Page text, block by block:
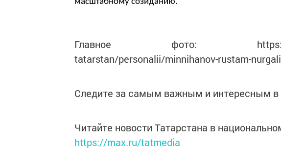
масштабному созиданию.
Главное фото: https://
tatarstan/personalii/minnihanov-rustam-
Следите за самым важным и интересным в
Читайте новости Татарстана в
https://max.ru/tatmedia